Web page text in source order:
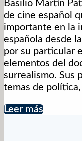
Basilio Martín
de cine español
importante en la
española desde
por su particular
elementos del
surrealismo. Sus
temas de
Leer más